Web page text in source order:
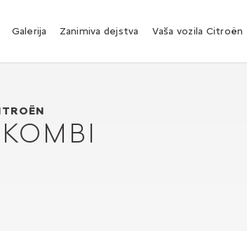
Galerija Zanimiva dejstva Vaša vozila Citroën